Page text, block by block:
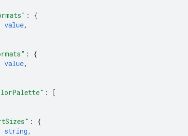
: {
value,
: {
value,
:
[
: {
string,